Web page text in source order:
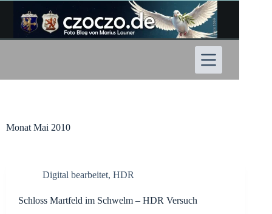
Inhalt
springen
Monat Mai 2010
Digital bearbeitet, HDR
Schloss Martfeld im Schwelm – HDR Versuch